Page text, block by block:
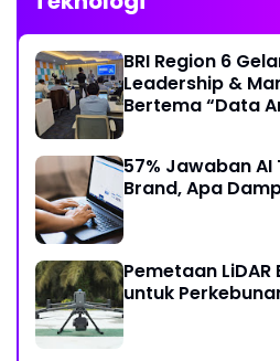
BRI Region 6
Leadership &
Bertema “Data
57% Jawaban
Brand, Apa
Pemetaan
untuk